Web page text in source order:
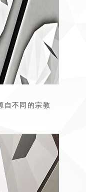
不同的宗教